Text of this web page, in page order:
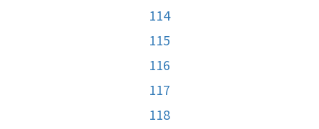
114
115
116
117
118